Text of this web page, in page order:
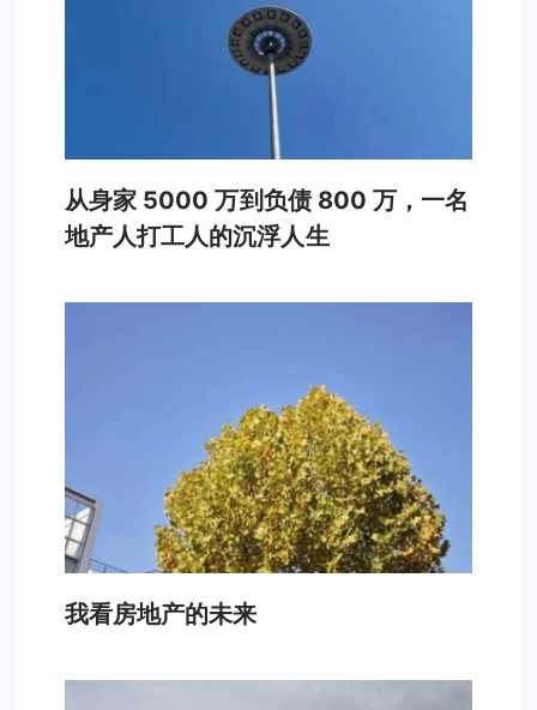
从身家 5000 万到负债 800 万，一名
地产人打工人的沉浮人生
我看房地产的未来